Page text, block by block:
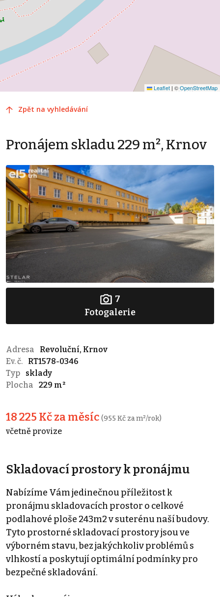
Leaflet | ©OpenStreetMap
Zpět na vyhledávání
Pronájem skladu 229 m², Krnov
7
Fotogalerie
Adresa
Revoluční, Krnov
Ev. č.
RT1578-0346
Typ
sklady
Plocha
229 m²
18 225 Kč za měsíc (955 Kč za m²/rok)
včetně provize
Skladovací prostory k pronájmu
Nabízíme Vám jedinečnou příležitost k
pronájmu skladovacích prostor o celkové
podlahové ploše 243m2 v suterénu naší budovy.
Tyto prostorné skladovací prostory jsou ve
výborném stavu, bez jakýchkoliv problémů s
vlhkostí a poskytují optimální podmínky pro
bezpečné skladování.